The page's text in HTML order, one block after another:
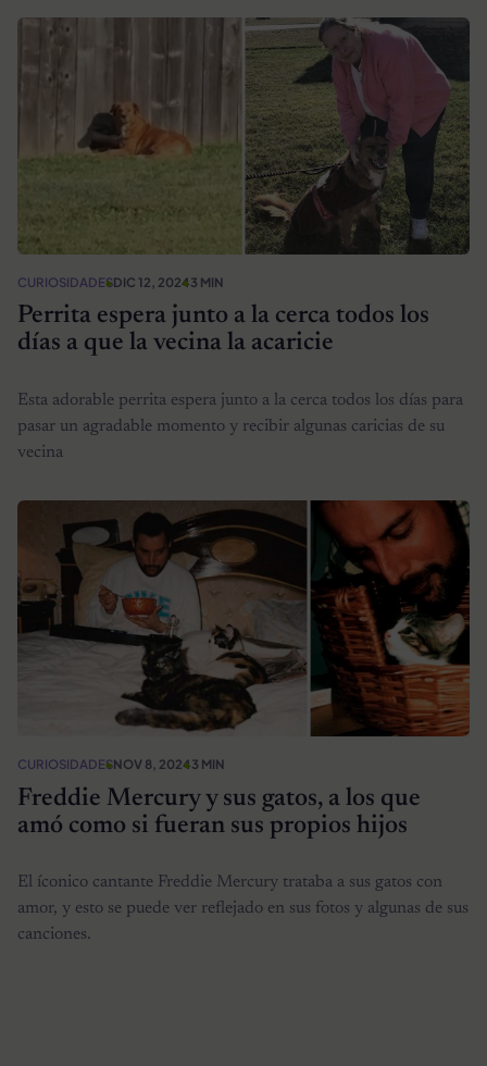
CURIOSIDADESDIC 12, 20243 MIN
Perrita espera junto a la cerca todos los
días a que la vecina la acaricie
Esta adorable perrita espera junto a la cerca todos los días para
pasar un agradable momento y recibir algunas caricias de su
vecina
CURIOSIDADESNOV 8, 20243 MIN
Freddie Mercury y sus gatos, a los que
amó como si fueran sus propios hijos
El íconico cantante Freddie Mercury trataba a sus gatos con
amor, y esto se puede ver reflejado en sus fotos y algunas de sus
canciones.